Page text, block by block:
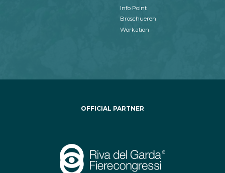
Info Point
Broschueren
Workation
OFFICIAL PARTNER